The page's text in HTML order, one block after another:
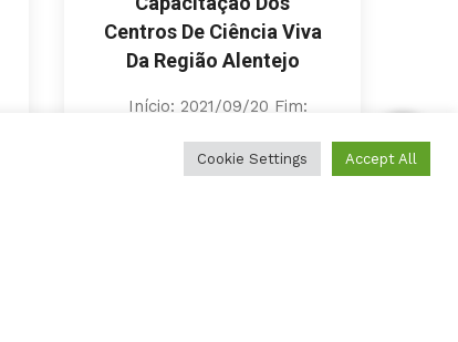
Centros De Ciência Viva
Da Região Alentejo
Início: 2021/09/20 Fim:
ALT20-64-2021-52
Cookie Settings Accept All